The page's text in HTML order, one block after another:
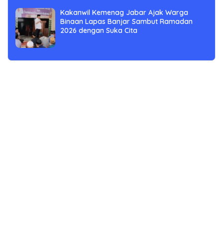
Kakanwil Kemenag Jabar Ajak Warga
Binaan Lapas Banjar Sambut Ramadan
2026 dengan Suka Cita